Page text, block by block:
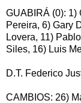
GUABIRÁ (0): 1)
Pereira, 6) Gary
Lovera, 11)
Siles, 16) Luis
D.T. Federico
CAMBIOS: 26)